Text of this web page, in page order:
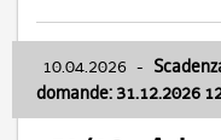
10.04.2026 -
domande: 31.12.2026